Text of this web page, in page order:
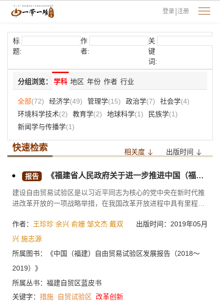
登录 注册
标
题:
作
者:
关
键
词:
分组浏览： 学科 地区 年份 作者 行业
全部(72) 经济学(49) 管理学(15) 政治学(7) 社会学(4)
环境科学技术(2) 教育学(2) 地球科学(1) 民族学(1)
新闻学与传播学(1)
快速检索 相关度 出版时间
报告 《福建省人民政府关于进一步推进中国（福建）自由贸易试验区改革创新三十五条措施》政策解读
建设自由贸易试验区是以习近平同志为核心的党中央在新时代推
进改革开放的一项战略举措，在我国改革开放进程中具有里程碑
试验区五周年。
出版时间：2019年05月
作者： 王珍珍 余兴 俞姗 邹文杰 戴双
兴 施志源
所属图书：
《中国（福建）自由贸易试验区发展报告（2018～
2019）》
所属丛书： 福建自贸区蓝皮书
关键字： 措施 自贸试验区 改革创新